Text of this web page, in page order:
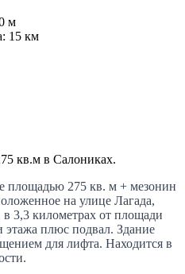
м
15 км
кв.м в Салониках.
площадью 275 кв. м + мезонин
на улице Лагада,
3,3 километрах от площади
этажа плюс подвал. Здание
для лифта. Находится в